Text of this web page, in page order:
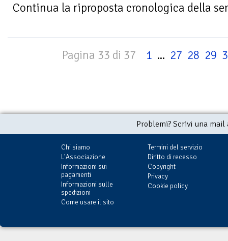
Continua la riproposta cronologica della
Pagina 33 di 37 1 ... 27 28 29
Problemi? Scrivi una
Chi siamo
L'Associazione
Informazioni sui
pagamenti
Informazioni sulle
spedizioni
Come usare il sito
Termini del servizio
Diritto di recesso
Copyright
Privacy
Cookie policy